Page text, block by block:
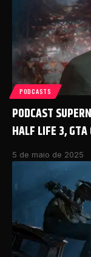
PODCASTS
PODCAST
HALF LIFE 3,
5 de maio de 2025